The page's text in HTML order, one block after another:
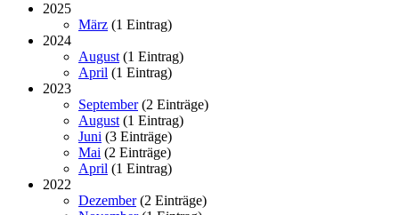
2025
März (1 Eintrag)
2024
August(1 Eintrag)
April (1 Eintrag)
2023
September(2 Einträge)
August(1 Eintrag)
Juni (3 Einträge)
Mai (2 Einträge)
April (1 Eintrag)
2022
Dezember(2 Einträge)